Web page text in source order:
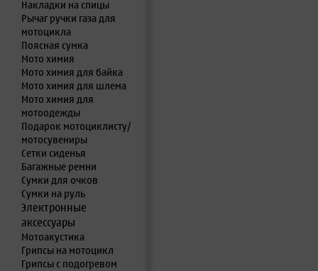
Накладки на спицы
Рычаг ручки газа для
мотоцикла
Поясная сумка
Мото химия
Мото химия для байка
Мото химия для шлема
Мото химия для
мотоодежды
Подарок мотоциклисту/
мотосувениры
Сетки сиденья
Багажные ремни
Сумки для очков
Сумки на руль
Электронные
аксессуары
Мотоакустика
Грипсы на мотоцикл
Грипсы с подогревом